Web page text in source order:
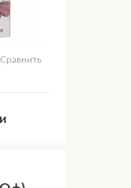
Сравнить